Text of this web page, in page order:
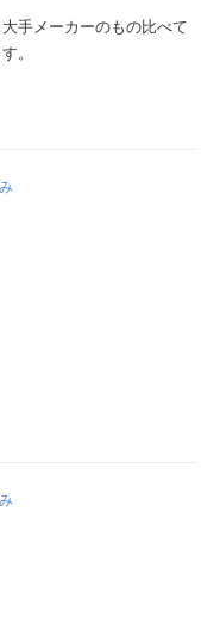
手メーカーのもの比べて
。